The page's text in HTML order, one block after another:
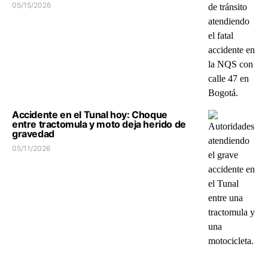
05/15/2026
Accidente en el Tunal hoy: Choque
entre tractomula y moto deja herido de
gravedad
05/11/2026